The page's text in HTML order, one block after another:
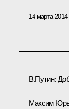
14 марта 2014
В.Путин:
Максим